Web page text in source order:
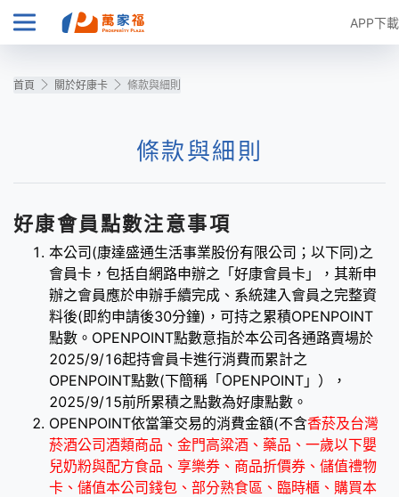
APP下載
首頁 關於好康卡 條款與細則
條款與細則
好康會員點數注意事項
本公司(康達盛通生活事業股份有限公司；以下同)之
會員卡，包括自網路申辦之「好康會員卡」，其新申
辦之會員應於申辦手續完成、系統建入會員之完整資
料後(即約申請後30分鐘)，可持之累積OPENPOINT
點數。OPENPOINT點數意指於本公司各通路賣場於
2025/9/16起持會員卡進行消費而累計之
OPENPOINT點數(下簡稱「OPENPOINT」），
2025/9/15前所累積之點數為好康點數。
OPENPOINT依當筆交易的消費金額(不含香菸及台灣
菸酒公司酒類商品、金門高粱酒、藥品、一歲以下嬰
兒奶粉與配方食品、享樂券、商品折價券、儲值禮物
卡、儲值本公司錢包、部分熟食區、臨時櫃、購買本